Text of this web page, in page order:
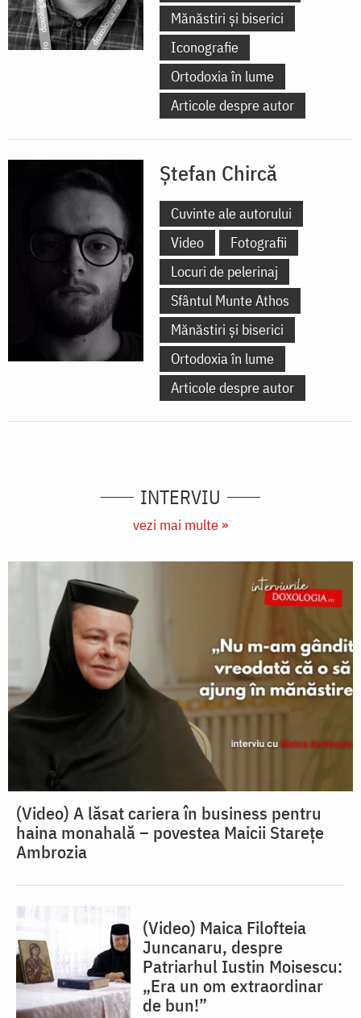
Mănăstiri și biserici
Iconografie
Ortodoxia în lume
Articole despre autor
Ștefan Chircă
Cuvinte ale autorului
Video
Fotografii
Locuri de pelerinaj
Sfântul Munte Athos
Mănăstiri și biserici
Ortodoxia în lume
Articole despre autor
INTERVIU
vezi mai multe »
(Video) A lăsat cariera în business pentru
haina monahală – povestea Maicii Starețe
Ambrozia
(Video) Maica Filofteia
Juncanaru, despre
Patriarhul Iustin Moisescu:
„Era un om extraordinar
de bun!”